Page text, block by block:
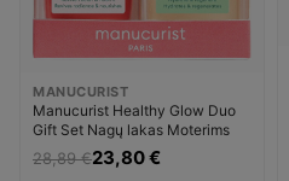
MANUCURIST
Manucurist Healthy Glow Duo
Gift Set Nagų lakas Moterims
28,89 €23,80 €